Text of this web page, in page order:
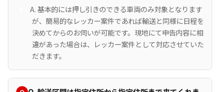
A. 基本的には押し引きのできる車両のみ対象となります
が、簡易的なレッカー案件であれば輸送と同様に日程を
決めてからのお伺いが可能です。現地にて申告内容に相
違があった場合は、レッカー案件として対応させていた
だきます。